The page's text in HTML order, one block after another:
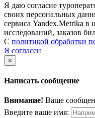
Я даю согласие
своих персональных
сервиса Yandex.Metrika в
исследований, заказов
С политикой обработки
Я согласен
×
Написать сообщение
Внимание! Ваше
Введите ваше имя: